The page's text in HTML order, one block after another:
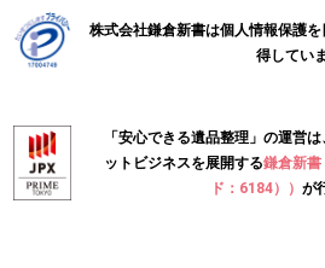
株式会社鎌倉新書は個人情報保護
得してい
「安心できる遺品整理」の運営
ットビジネスを展開する鎌倉新書
ド：6184）） が